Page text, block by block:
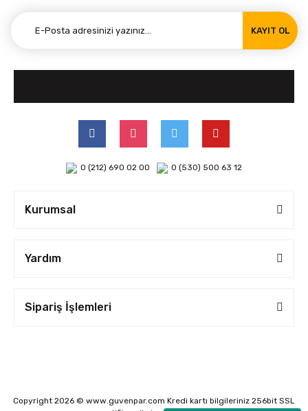
KAYIT OL
0 (212) 690 02 00 0 (530) 500 63 12
Kurumsal
Yardım
Sipariş İşlemleri
Copyright 2026 © www.guvenpar.com Kredi kartı bilgileriniz 256bit SSL